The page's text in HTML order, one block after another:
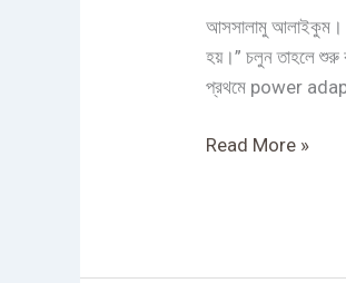
আসসালামু আলাইকুম।
হয়।” চলুন তাহলে
প্রথমে power
Configuration
Reset
করতে
Read More »